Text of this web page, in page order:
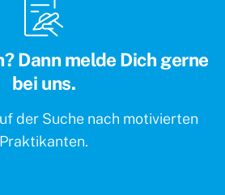
Dann melde Dich gerne
bei uns.
der Suche nach motivierten
Praktikanten.